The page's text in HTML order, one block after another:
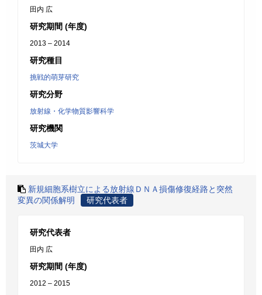
田内 広
研究期間 (年度)
2013 – 2014
研究種目
挑戦的萌芽研究
研究分野
放射線・化学物質影響科学
研究機関
茨城大学
新規細胞系樹立による放射線ＤＮＡ損傷修復経路と突然
変異の関係解明
研究代表者
研究代表者
田内 広
研究期間 (年度)
2012 – 2015